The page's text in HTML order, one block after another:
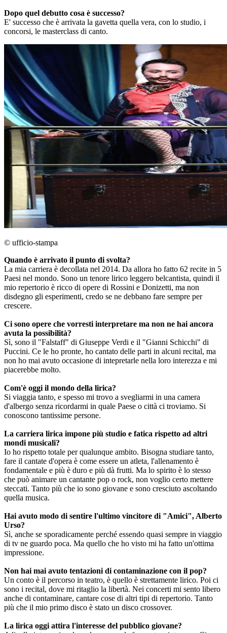
Dopo quel debutto cosa è successo?
E' successo che è arrivata la gavetta quella vera, con lo studio, i
concorsi, le masterclass di canto.
© ufficio-stampa
Quando è arrivato il punto di svolta?
La mia carriera è decollata nel 2014. Da allora ho fatto 62 recite in 5
Paesi nel mondo. Sono un tenore lirico leggero belcantista, quindi il
mio repertorio è ricco di opere di Rossini e Donizetti, ma non
disdegno gli esperimenti, credo se ne debbano fare sempre per
crescere.
Ci sono opere che vorresti interpretare ma non ne hai ancora
avuta la possibilità?
Sì, sono il "Falstaff" di Giuseppe Verdi e il "Gianni Schicchi" di
Puccini. Ce le ho pronte, ho cantato delle parti in alcuni recital, ma
non ho mai avuto occasione di intepretarle nella loro interezza e mi
piacerebbe molto.
Com'è oggi il mondo della lirica?
Si viaggia tanto, e spesso mi trovo a svegliarmi in una camera
d'albergo senza ricordarmi in quale Paese o città ci troviamo. Si
conoscono tantissime persone.
La carriera lirica impone più studio e fatica rispetto ad altri
mondi musicali?
Io ho rispetto totale per qualunque ambito. Bisogna studiare tanto,
fare il cantate d'opera è come essere un atleta, l'allenamento è
fondamentale e più è duro e più dà frutti. Ma lo spirito è lo stesso
che può animare un cantante pop o rock, non voglio certo mettere
steccati. Tanto più che io sono giovane e sono cresciuto ascoltando
quella musica.
Hai avuto modo di sentire l'ultimo vincitore di "Amici", Alberto
Urso?
Sì, anche se sporadicamente perché essendo quasi sempre in viaggio
di tv ne guardo poca. Ma quello che ho visto mi ha fatto un'ottima
impressione.
Non hai mai avuto tentazioni di contaminazione con il pop?
Un conto è il percorso in teatro, è quello è strettamente lirico. Poi ci
sono i recital, dove mi ritaglio la libertà. Nei concerti mi sento libero
anche di contaminare, cantare cose di altri tipi di repertorio. Tanto
più che il mio primo disco è stato un disco crossover.
La lirica oggi attira l'interesse del pubblico giovane?